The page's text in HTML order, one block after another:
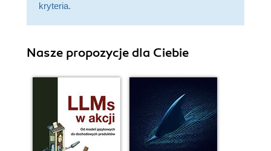
kryteria.
Nasze propozycje dla Ciebie